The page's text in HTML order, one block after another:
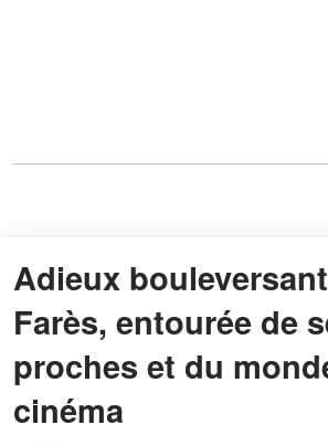
Adieux
Farès, entourée de
proches et du
cinéma